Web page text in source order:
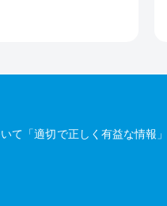
「適切で正しく有益な情報